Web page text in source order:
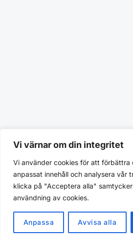
Vi värnar om din integritet
Vi använder cookies för att förbättra
anpassat innehåll och analysera vår
klicka på "Acceptera alla"
användning av cookies.
Anpassa Avvisa alla